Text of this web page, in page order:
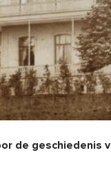
de geschiedenis